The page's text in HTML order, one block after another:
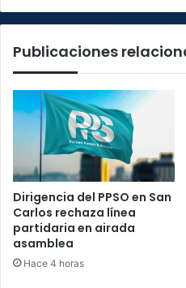
recinto
Publicaciones
Dirigencia del PPSO en San
Carlos rechaza línea
partidaria en airada
asamblea
Hace 4 horas